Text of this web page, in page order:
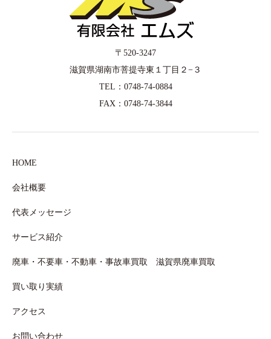
〒520-3247
滋賀県湖南市菩提寺東１丁目２−３
TEL：0748-74-0884
FAX：0748-74-3844
HOME
会社概要
代表メッセージ
サービス紹介
廃車・不要車・不動車・事故車買取 滋賀県廃車買取
買い取り実績
アクセス
お問い合わせ